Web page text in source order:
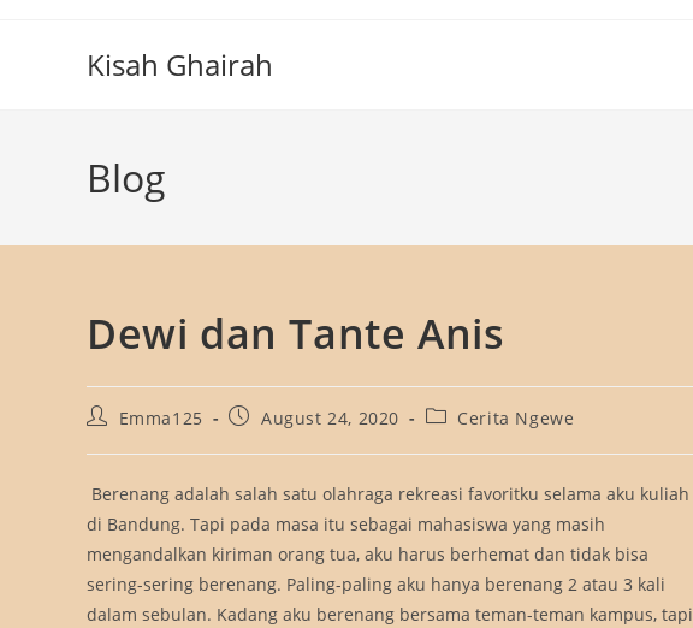
Kisah Ghairah
Blog
Dewi dan Tante Anis
PostEmma125
PostAugust 24, 2020
PostCerita Ngewe
Berenang adalah salah satu olahraga rekreasi favoritku selama aku kuliah
di Bandung. Tapi pada masa itu sebagai mahasiswa yang masih
mengandalkan kiriman orang tua, aku harus berhemat dan tidak bisa
sering-sering berenang. Paling-paling aku hanya berenang 2 atau 3 kali
dalam sebulan. Kadang aku berenang bersama teman-teman kampus, tapi